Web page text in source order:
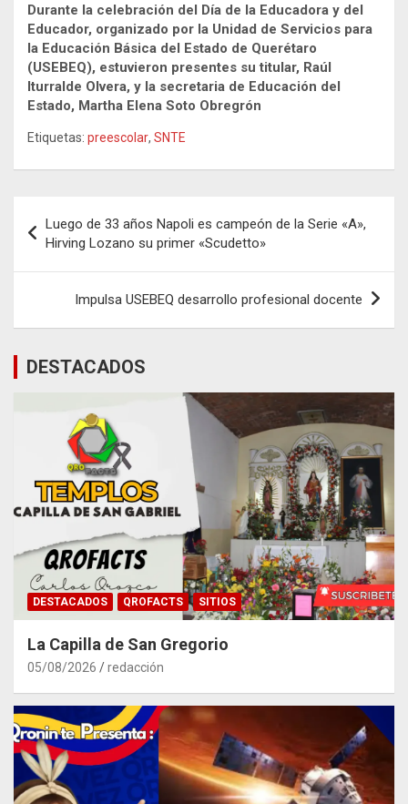
Durante la celebración del Día de la Educadora y del
Educador, organizado por la Unidad de Servicios para
la Educación Básica del Estado de Querétaro
(USEBEQ), estuvieron presentes su titular, Raúl
Iturralde Olvera, y la secretaria de Educación del
Estado, Martha Elena Soto Obregrón
Etiquetas: preescolar, SNTE
de
entradas
Luego de 33 años Napoli es campeón de la Serie «A»,
Hirving Lozano su primer «Scudetto»
Impulsa USEBEQ desarrollo profesional docente
DESTACADOS
DESTACADOS QROFACTS SITIOS
La Capilla de San Gregorio
05/08/2026 redacción